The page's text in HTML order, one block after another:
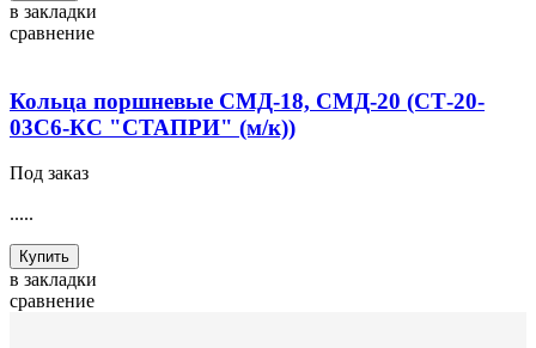
в закладки
сравнение
Кольца поршневые СМД-18, СМД-20 (СТ-20-
03С6-КС "СТАПРИ" (м/к))
Под заказ
.....
Купить
в закладки
сравнение